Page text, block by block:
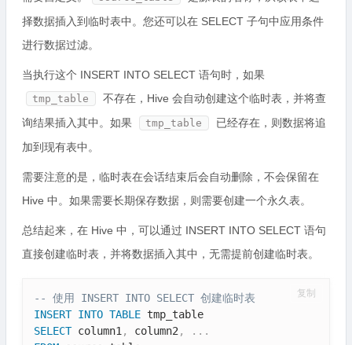
择数据插入到临时表中。您还可以在 SELECT 子句中应用条件
进行数据过滤。
当执行这个 INSERT INTO SELECT 语句时，如果
tmp_table
不存在，Hive 会自动创建这个临时表，并将查
询结果插入其中。如果
tmp_table
已经存在，则数据将追
加到现有表中。
需要注意的是，临时表在会话结束后会自动删除，不会保留在
Hive 中。如果需要长期保存数据，则需要创建一个永久表。
总结起来，在 Hive 中，可以通过 INSERT INTO SELECT 语句
直接创建临时表，并将数据插入其中，无需提前创建临时表。
-- 使用 INSERT INTO SELECT 创建临时表
INSERT INTO TABLE
SELECT column1, column2, . . .
复制